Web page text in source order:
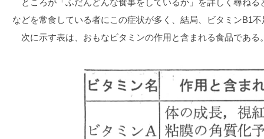
ところが「ふだんどんな食事をしているか」を詳しく尋ねる
などを常食している者にこの症状が多く、結局、ビタミンB1
次に示す表は、おもなビタミンの作用と含まれる食品である